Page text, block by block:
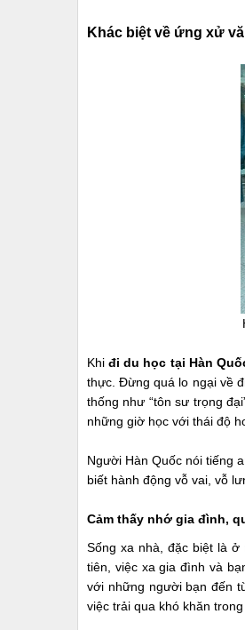
Khác biệt về ứng xử
Khiđi du học tại Hàn
thực. Đừng quá lo ngại về
thống như “tôn sư trọng
những giờ học với thái độ
Người Hàn Quốc nói tiếng
biết hành động vỗ vai, vỗ
Cảm thấy nhớ gia đình,
Sống xa nhà, đặc biệt là
tiên, việc xa gia đình và
với những người bạn đến
việc trải qua khó khăn